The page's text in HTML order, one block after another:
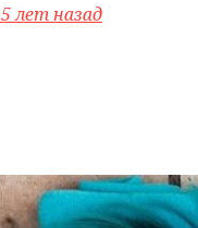
5 лет назад